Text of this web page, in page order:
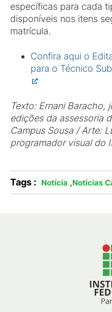
específicas para cada
disponíveis nos itens
matrícula.
Confira aqui o
para o Técnico
Texto: Ernani Baracho,
edições da assessoria
Campus Sousa / Arte:
programador visual do
Tags : Notícia ,Notícias